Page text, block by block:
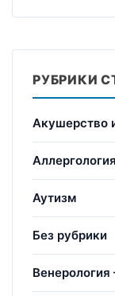
РУБРИКИ
Акушерство
Аллергология
Аутизм
Без рубрики